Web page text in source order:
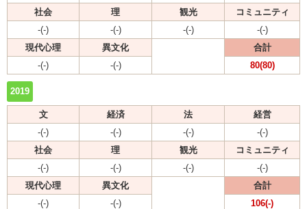
社会
理 観光
コミュニティ
-(-)
-(-) -(-)
-(-)
現代心理
異文化
合計
-(-)
-(-) 80(80)
2019
文 経済 法
経営
-(-)
-(-) -(-)
-(-)
社会
理 観光
コミュニティ
-(-)
-(-) -(-)
-(-)
現代心理
異文化
合計
-(-)
-(-) 106(-)